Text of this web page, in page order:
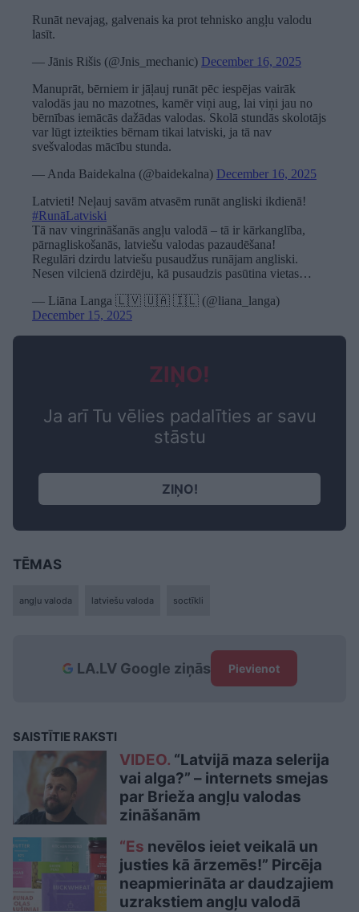
Runāt nevajag, galvenais ka prot tehnisko angļu valodu
lasīt.
— Jānis Rišis (@Jnis_mechanic) December 16, 2025
Manuprāt, bērniem ir jāļauj runāt pēc iespējas vairāk
valodās jau no mazotnes, kamēr viņi aug, lai viņi jau no
bērnības iemācās dažādas valodas. Skolā stundās skolotājs
var lūgt izteikties bērnam tikai latviski, ja tā nav
svešvalodas mācību stunda.
— Anda Baidekalna (@baidekalna) December 16, 2025
Latvieti! Neļauj savām atvasēm runāt angliski ikdienā!
#RunāLatviski
Tā nav vingrināšanās angļu valodā – tā ir kārkanglība,
pārnagliskošanās, latviešu valodas pazaudēšana!
Regulāri dzirdu latviešu pusaudžus runājam angliski.
Nesen vilcienā dzirdēju, kā pusaudzis pasūtina vietas…
— Liāna Langa 🇱🇻 🇺🇦 🇮🇱 (@liana_langa)
December 15, 2025
ZIŅO!
Ja arī Tu vēlies padalīties ar savu
stāstu
ZIŅO!
TĒMAS
angļu valoda latviešu valoda soctīkli
LA.LV Google ziņās Pievienot
SAISTĪTIE RAKSTI
VIDEO. “Latvijā maza selerija
vai alga?” – internets smejas
par Brieža angļu valodas
zināšanām
“Es nevēlos ieiet veikalā un
justies kā ārzemēs!” Pircēja
neapmierināta ar daudzajiem
uzrakstiem angļu valodā